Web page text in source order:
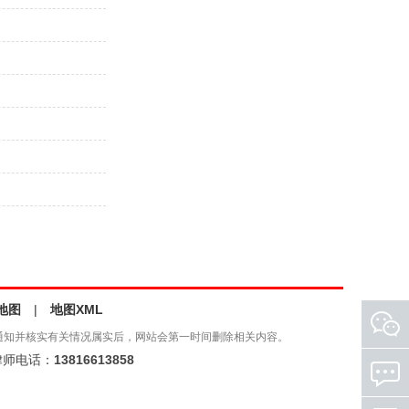
图 | 地图XML
并核实有关情况属实后，网站会第一时间删除相关内容。
电话： 13816613858